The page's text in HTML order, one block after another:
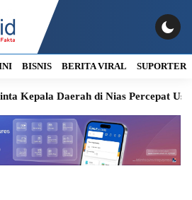
BISNIS BERITA VIRAL SUPORTER
Daerah di Nias Percepat Usulan